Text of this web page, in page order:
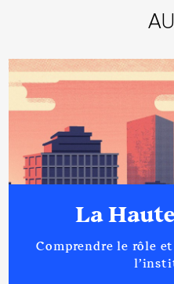
La
Comprendre le rôle